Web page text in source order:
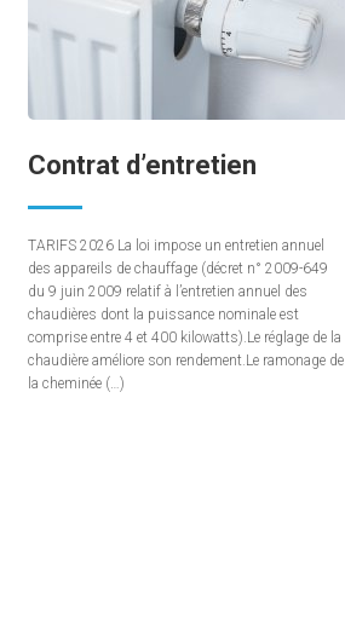
Contrat d’entretien
TARIFS 2026 La loi impose un entretien annuel
des appareils de chauffage (décret n° 2009-649
du 9 juin 2009 relatif à l’entretien annuel des
chaudières dont la puissance nominale est
comprise entre 4 et 400 kilowatts).Le réglage de la
chaudière améliore son rendement.Le ramonage de
la cheminée (…)